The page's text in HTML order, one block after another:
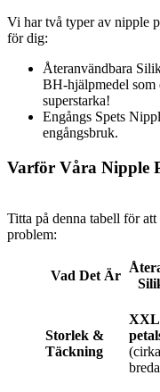
Vi har två typer av nipple
för dig:
Återanvändbara
BH-hjälpmedel som
superstarka!
Engångs Spets
engångsbruk.
Varför Våra Nipple
Titta på denna tabell för
problem:
Vad Det Är
Storlek &
Täckning
XXL
breda